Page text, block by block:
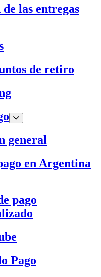
de las entregas
de retiro
general
en Argentina
pago
Pago